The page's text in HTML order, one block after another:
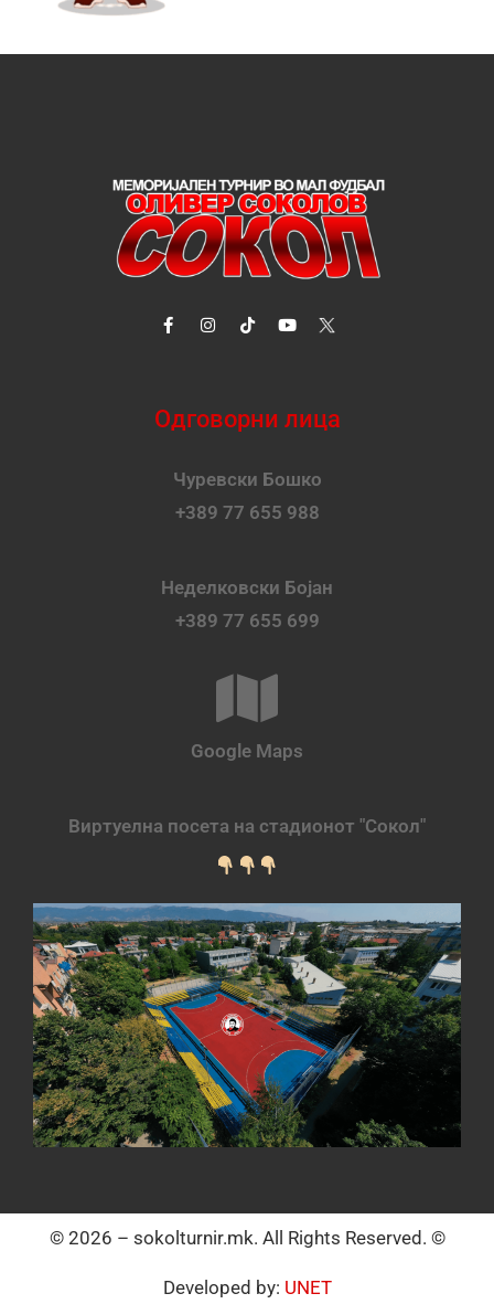
Одговорни лица
Чуревски Бошко
+389 77 655 988
Неделковски Бојан
+389 77 655 699
Google Maps
Виртуелна посета на стадионот "Сокол"
© 2026 – sokolturnir.mk. All Rights Reserved. ©
Developed by: UNET